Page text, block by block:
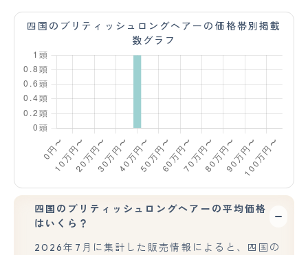
四国のブリティッシュロングヘアーの価格帯別掲載
数グラフ
四国のブリティッシュロングヘアーの平均価格
はいくら？
2026年7月に集計した販売情報によると、四国の